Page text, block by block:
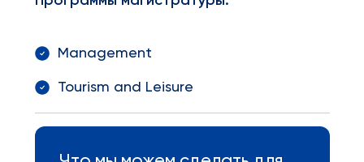
Management
Tourism and Leisure